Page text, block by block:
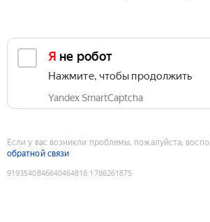
Я не робот
Нажмите, чтобы продолжить
Yandex SmartCaptcha
Если у вас возникли проблемы, пожалуйста,
обратной связи
9193540846640464818:1786261875